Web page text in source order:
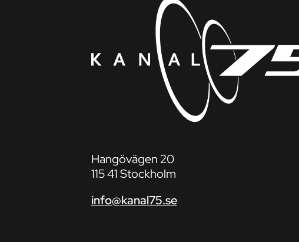
Hangövägen 20
115 41 Stockholm
info@kanal75.se